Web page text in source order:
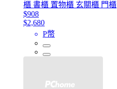
櫃 書櫃 置物櫃 玄關櫃 門櫃
$908
$2,680
P幣